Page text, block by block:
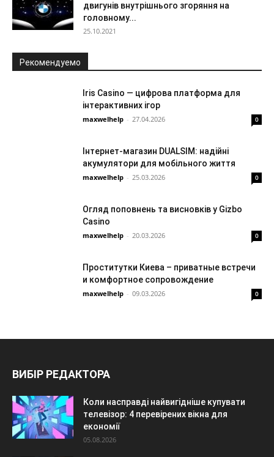
двигунів внутрішнього згоряння на
головному...
25.10.2021
Рекомендуемо
Iris Casino — цифрова платформа для
інтерактивних ігор
maxwelhelp - 27.04.2026 0
Інтернет-магазин DUALSIM: надійні
акумулятори для мобільного життя
maxwelhelp - 25.03.2026 0
Огляд поповнень та висновків у Gizbo
Casino
maxwelhelp - 20.03.2026 0
Проститутки Киева – приватные встречи
и комфортное сопровождение
maxwelhelp - 09.03.2026 0
ВИБІР РЕДАКТОРА
Коли насправді найвигідніше купувати
телевізор: 4 перевірених вікна для
економії
05.08.2026